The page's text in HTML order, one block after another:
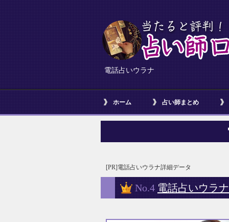
電話占いウラナ
ホーム 占い師まとめ
[PR]電話占いウラナ詳細データ
No.4 電話占いウラナ